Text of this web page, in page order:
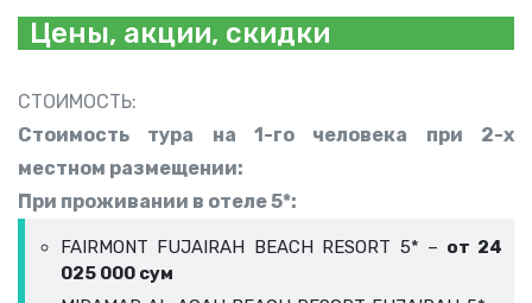
Цены, акции, скидки
СТОИМОСТЬ:
Стоимость тура на 1-го человека при 2-х
местном размещении:
При проживании в отеле 5*:
FAIRMONT FUJAIRAH BEACH RESORT 5* – от 24
025 000 сум